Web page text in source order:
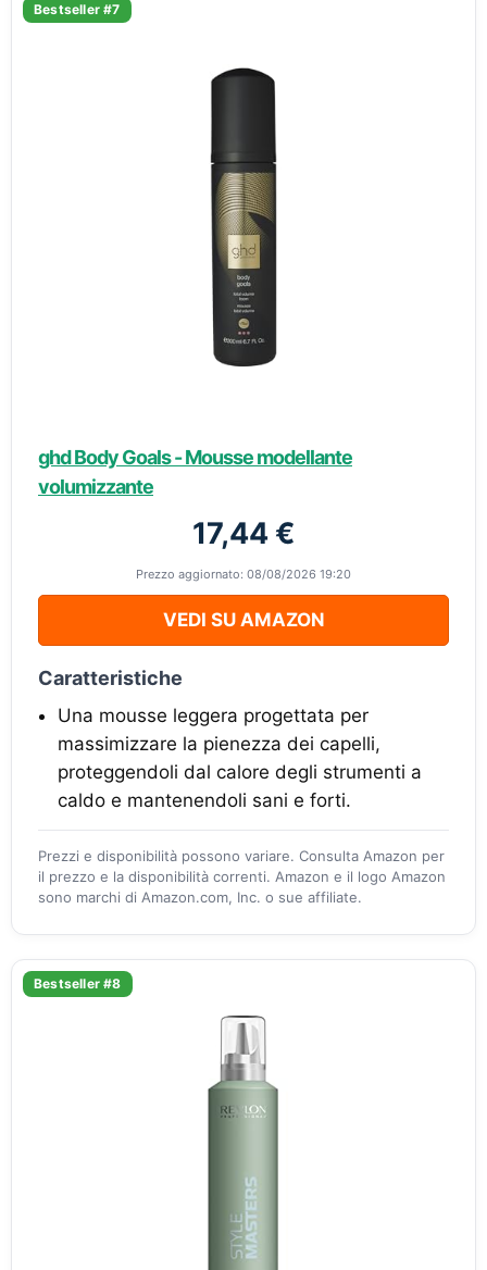
Bestseller #7
ghd Body Goals - Mousse modellante
volumizzante
17,44 €
Prezzo aggiornato: 08/08/2026 19:20
VEDI SU AMAZON
Caratteristiche
Una mousse leggera progettata per
massimizzare la pienezza dei capelli,
proteggendoli dal calore degli strumenti a
caldo e mantenendoli sani e forti.
Prezzi e disponibilità possono variare. Consulta Amazon per
il prezzo e la disponibilità correnti. Amazon e il logo Amazon
sono marchi di Amazon.com, Inc. o sue affiliate.
Bestseller #8